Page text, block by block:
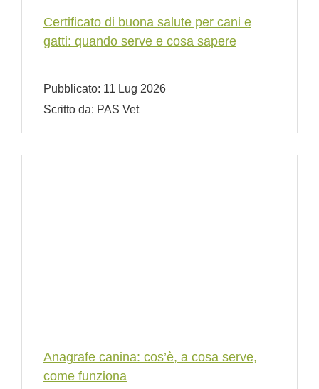
Certificato di buona salute per cani e
gatti: quando serve e cosa sapere
Pubblicato: 11 Lug 2026
Scritto da: PAS Vet
Anagrafe canina: cos’è, a cosa serve,
come funziona